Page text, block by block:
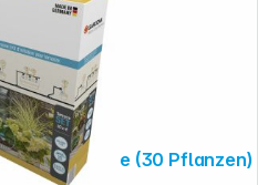
Gardena Micro-Drip-System Set Terrasse (30 Pflanzen)